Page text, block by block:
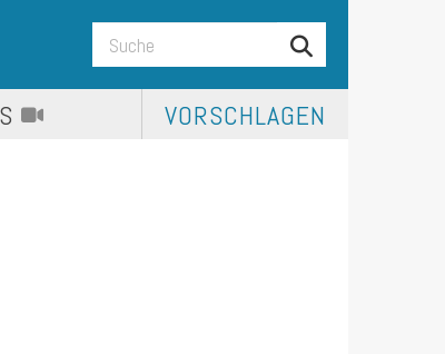
VORSCHLAGEN